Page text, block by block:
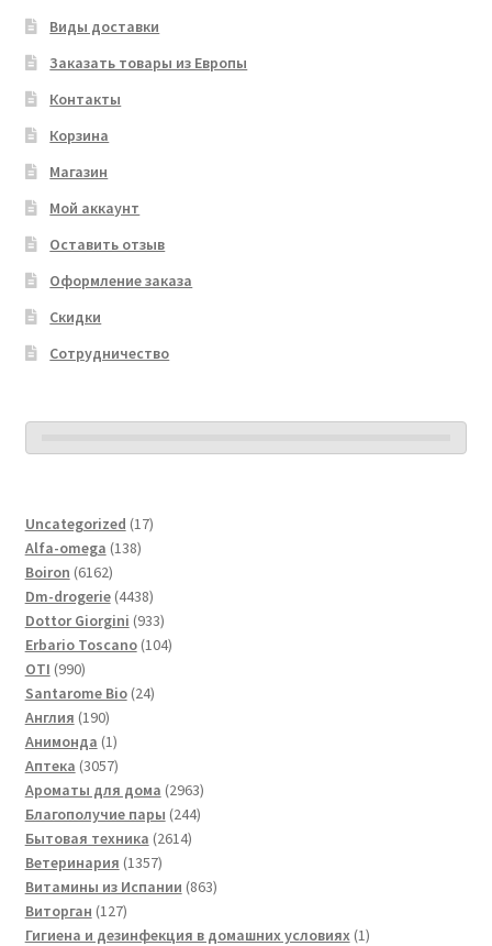
Виды доставки
Заказать товары из Европы
Контакты
Корзина
Магазин
Мой аккаунт
Оставить отзыв
Оформление заказа
Скидки
Сотрудничество
Uncategorized 1717
Alfa-omega 138138
Boiron 61626162
товара
Dm-drogerie 44384438
товаров
Dottor Giorgini 933933
товара
Erbario Toscano 104104
OTI 990990
товаров
Santarome Bio 2424
Англия 190190
товаров
Анимонда 11
товар
Аптека 30573057
товаров
Ароматы для дома 29632963
товара
Благополучие пары 244244
Бытовая техника 26142614
Ветеринария 13571357
товаров
Витамины из Испании 863863
Виторган 127127
товаров
Гигиена и дезинфекция в домашних условиях 11